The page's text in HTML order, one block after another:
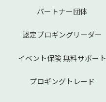
パートナー団体
認定プロギングリーダー
イベント保険 無料サポート
プロギングトレード